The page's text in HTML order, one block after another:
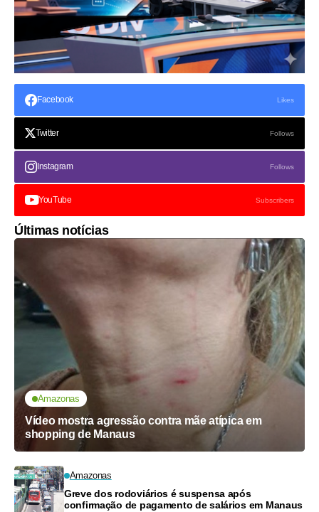
Facebook Likes
Twitter Follows
Instagram Follows
YouTube Subscribers
Últimas notícias
Amazonas
Vídeo mostra agressão contra mãe atípica em
shopping de Manaus
Amazonas
Greve dos rodoviários é suspensa após
confirmação de pagamento de salários em Manaus